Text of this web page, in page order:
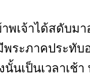
าได้สดับมาอ
ระภาคประทั
นเป็นเวลาเช้